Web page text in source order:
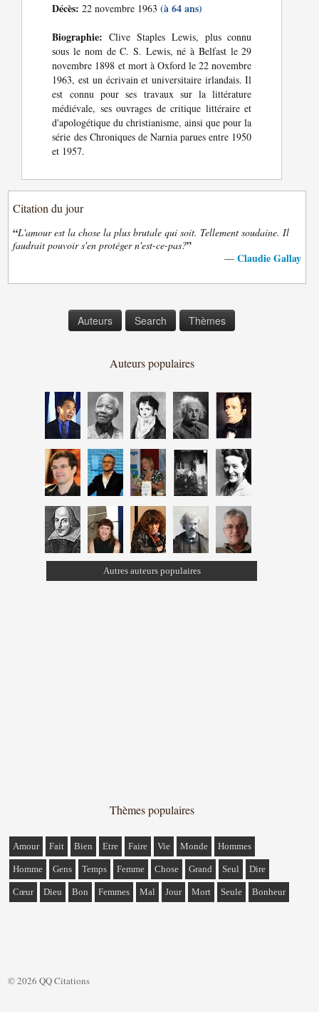
Décès: 22 novembre 1963(à 64 ans)
Biographie: Clive Staples Lewis, plus connu
sous le nom de C. S. Lewis, né à Belfast le 29
novembre 1898 et mort à Oxford le 22 novembre
1963, est un écrivain et universitaire irlandais. Il
est connu pour ses travaux sur la littérature
médiévale, ses ouvrages de critique littéraire et
d'apologétique du christianisme, ainsi que pour la
série des Chroniques de Narnia parues entre 1950
et 1957.
Citation du jour
“L'amour est la chose la plus brutale qui soit. Tellement soudaine. Il
faudrait pouvoir s'en protéger n'est-ce-pas?”
— Claudie Gallay
Auteurs Search Thèmes
Auteurs populaires
Autres auteurs populaires
Thèmes populaires
Amour Fait Bien Etre Faire Vie Monde Hommes
Homme Gens Temps Femme Chose Grand Seul Dire
Cœur Dieu Bon Femmes Mal Jour Mort Seule Bonheur
© 2026 QQ Citations